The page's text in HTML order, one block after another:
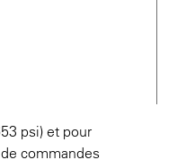
psi) et pour
commandes